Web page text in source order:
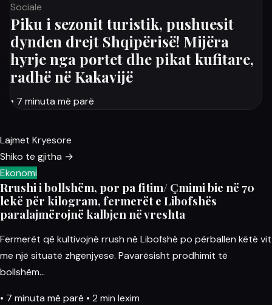
Sociale
Piku i sezonit turistik, pushuesit
dynden drejt Shqipërisë! Mijëra
hyrje nga portet dhe pikat kufitare,
radhë në Kakavijë
• 7 minuta më parë
Lajmet Kryesore
Shiko të gjitha →
Ekonomi
Rrushi i bollshëm, por pa fitim/ Çmimi bie në 70
lekë për kilogram, fermerët e Libofshës
paralajmërojnë kalbjen në vreshta
Fermerët që kultivojnë rrush në Libofshë po përballen këtë vit
me një situatë zhgënjyese. Pavarësisht prodhimit të
bollshëm…
• 7 minuta më parë • 2 min lexim